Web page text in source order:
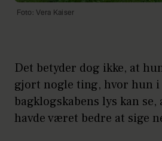
Foto: Vera Kaiser
Det betyder dog ikke, at
gjort nogle ting, hvor hun i
bagklogskabens lys kan se,
havde været bedre at sige